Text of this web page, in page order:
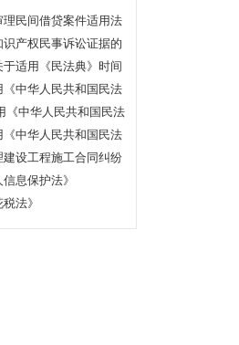
民间借贷案件适用法
产权民事诉讼证据的
适用《民法典》时间
中华人民共和国民法
（一）
《中华人民共和国民法
）中华人民共和国民法
）设工程施工合同纠纷
释（一）
息保护法》
法》